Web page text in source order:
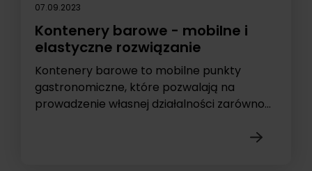
07.09.2023
Kontenery barowe - mobilne i
elastyczne rozwiązanie
Kontenery barowe to mobilne punkty
gastronomiczne, które pozwalają na
prowadzenie własnej działalności zarówno...